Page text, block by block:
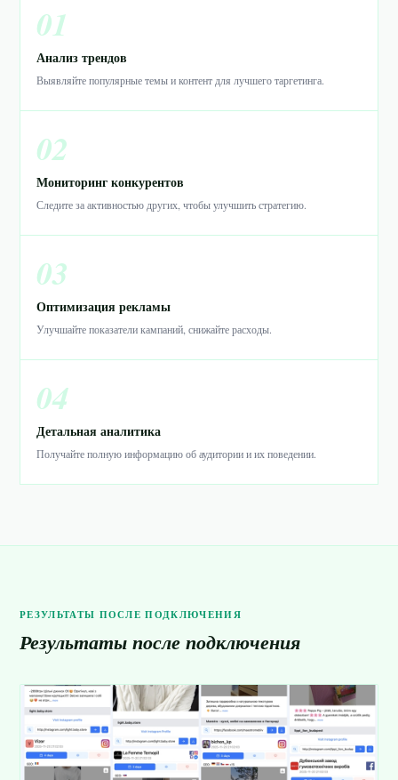
01
Анализ трендов
Выявляйте популярные темы и контент для лучшего таргетинга.
02
Мониторинг конкурентов
Следите за активностью других, чтобы улучшить стратегию.
03
Оптимизация рекламы
Улучшайте показатели кампаний, снижайте расходы.
04
Детальная аналитика
Получайте полную информацию об аудитории и их поведении.
РЕЗУЛЬТАТЫ ПОСЛЕ ПОДКЛЮЧЕНИЯ
Результаты после подключения